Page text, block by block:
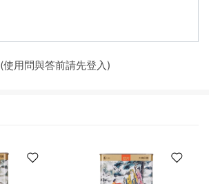
(使用問與答前請先登入)